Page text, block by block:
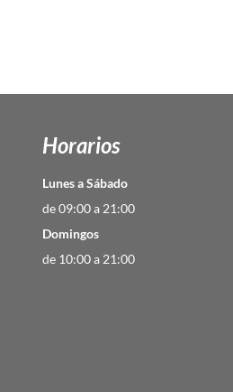
Horarios
Lunes a Sábado
de 09:00 a 21:00
Domingos
de 10:00 a 21:00